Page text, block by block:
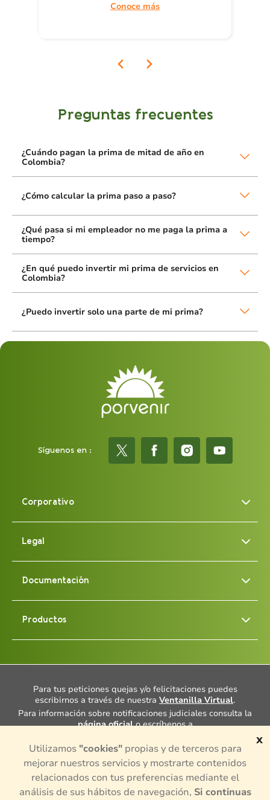
Conoce más
Preguntas frecuentes
¿Cuándo pagan la prima de mitad de año en
Colombia?
¿Cómo calcular la prima paso a paso?
¿Qué pasa si mi empleador no me paga la prima a
tiempo?
¿En qué puedo invertir mi prima de servicios en
Colombia?
¿Puedo invertir solo una parte de mi prima?
Síguenos en :
Corporativo
Legal
Documentación
Productos
Para tus peticiones quejas y/o felicitaciones puedes
escribirnos a través de nuestra Ventanilla Virtual.
Para información sobre notificaciones judiciales consulta la
página oficialo escríbenos a
Cuentas con un Defensor del Consumidor Financiero, Dra.
Ana María Giraldo Rincón, consulta más informaciónaquí
¿Tienes alguna queja o denuncia sobre actividades de
intermediación en el mercado de valores y divisas
colombiano? para presentar alguna queja puedes hacerlo en
x
Utilizamos "cookies"propias y de terceros para
mejorar nuestros servicios y mostrarte contenidos
relacionados con tus preferencias mediante el
análisis de sus hábitos de navegación, Si continuas